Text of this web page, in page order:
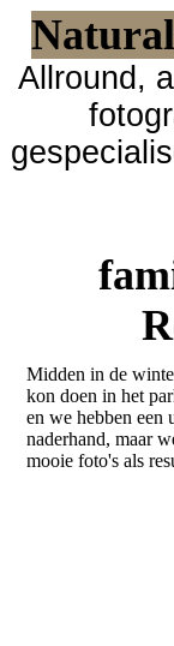
Allround,
Midden in de
kon doen in het
en we hebben een
naderhand, maar
mooie foto's als